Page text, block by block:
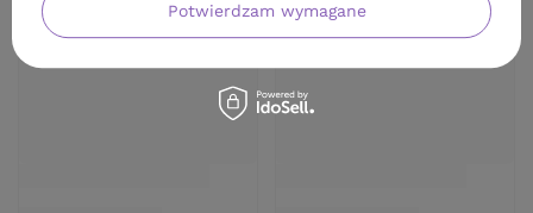
Potwierdzam wymagane